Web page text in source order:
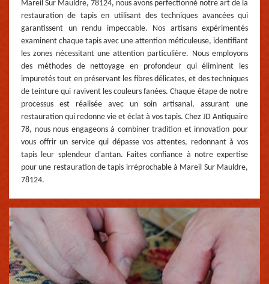
Mareil Sur Mauldre, 78124, nous avons perfectionné notre art de la
restauration de tapis en utilisant des techniques avancées qui
garantissent un rendu impeccable. Nos artisans expérimentés
examinent chaque tapis avec une attention méticuleuse, identifiant
les zones nécessitant une attention particulière. Nous employons
des méthodes de nettoyage en profondeur qui éliminent les
impuretés tout en préservant les fibres délicates, et des techniques
de teinture qui ravivent les couleurs fanées. Chaque étape de notre
processus est réalisée avec un soin artisanal, assurant une
restauration qui redonne vie et éclat à vos tapis. Chez JD Antiquaire
78, nous nous engageons à combiner tradition et innovation pour
vous offrir un service qui dépasse vos attentes, redonnant à vos
tapis leur splendeur d'antan. Faites confiance à notre expertise
pour une restauration de tapis irréprochable à Mareil Sur Mauldre,
78124.